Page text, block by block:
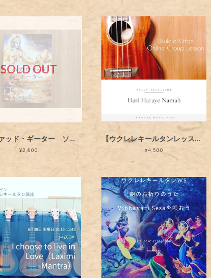
SOLD OUT
バガヴァッド・ギーター ソフトカバー
¥2,800
【ウクレレキールタンレッスン動画】'Hari Haraye Namah' ハリ ハライェ ナマハ
¥4,500